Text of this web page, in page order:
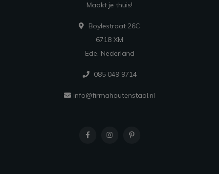
Maakt je thuis!
Boylestraat 26C
6718 XM
Ede, Nederland
085 049 9714
info@firmahoutenstaal.nl